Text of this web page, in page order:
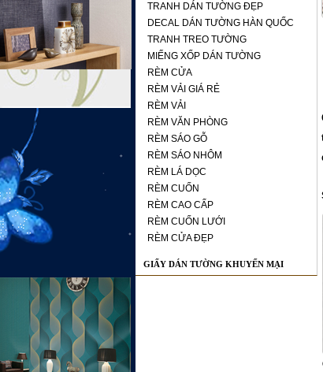
TRANH DÁN TƯỜNG ĐẸP
DECAL DÁN TƯỜNG HÀN QUỐC
TRANH TREO TƯỜNG
MIẾNG XỐP DÁN TƯỜNG
RÈM CỬA
RÈM VẢI GIÁ RẺ
RÈM VẢI
RÈM VĂN PHÒNG
RÈM SÁO GỖ
RÈM SÁO NHÔM
RÈM LÁ DỌC
RÈM CUỐN
RÈM CAO CẤP
RÈM CUỐN LƯỚI
RÈM CỬA ĐẸP
GIẤY DÁN TƯỜNG KHUYẾN MẠI